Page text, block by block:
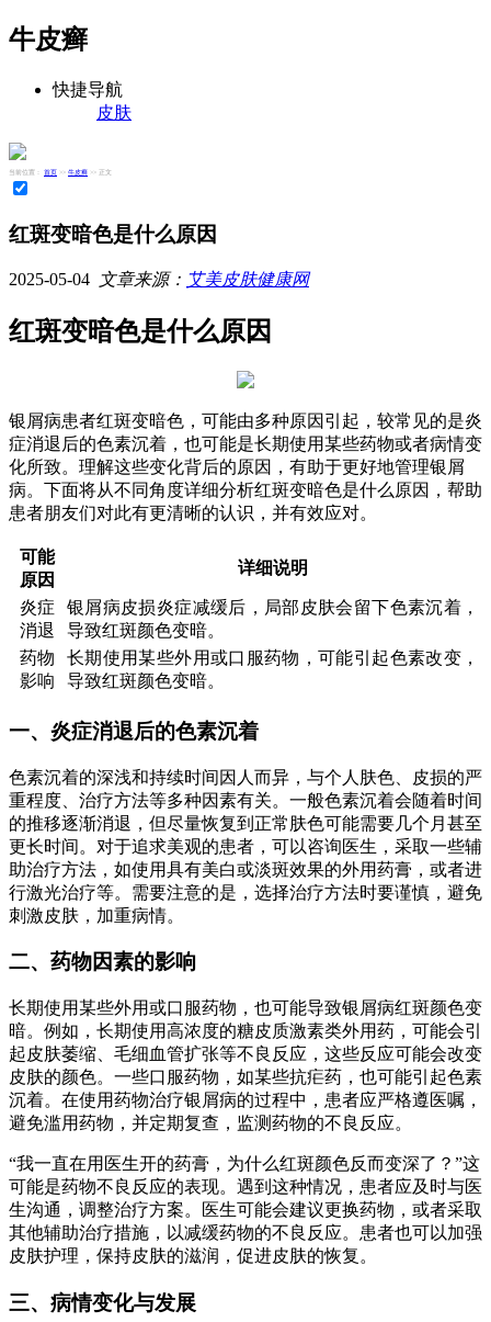
牛皮癣
快捷导航
皮肤
当前位置： 首页 >> 牛皮癣 >> 正文
红斑变暗色是什么原因
2025-05-04 文章来源： 艾美皮肤健康网
红斑变暗色是什么原因
银屑病患者红斑变暗色，可能由多种原因引起，较常见的是炎
症消退后的色素沉着，也可能是长期使用某些药物或者病情变
化所致。理解这些变化背后的原因，有助于更好地管理银屑
病。下面将从不同角度详细分析红斑变暗色是什么原因，帮助
患者朋友们对此有更清晰的认识，并有效应对。
可能
原因
详细说明
炎症
消退
银屑病皮损炎症减缓后，局部皮肤会留下色素沉着，
导致红斑颜色变暗。
药物
影响
长期使用某些外用或口服药物，可能引起色素改变，
导致红斑颜色变暗。
一、炎症消退后的色素沉着
色素沉着的深浅和持续时间因人而异，与个人肤色、皮损的严
重程度、治疗方法等多种因素有关。一般色素沉着会随着时间
的推移逐渐消退，但尽量恢复到正常肤色可能需要几个月甚至
更长时间。对于追求美观的患者，可以咨询医生，采取一些辅
助治疗方法，如使用具有美白或淡斑效果的外用药膏，或者进
行激光治疗等。需要注意的是，选择治疗方法时要谨慎，避免
刺激皮肤，加重病情。
二、药物因素的影响
长期使用某些外用或口服药物，也可能导致银屑病红斑颜色变
暗。例如，长期使用高浓度的糖皮质激素类外用药，可能会引
起皮肤萎缩、毛细血管扩张等不良反应，这些反应可能会改变
皮肤的颜色。一些口服药物，如某些抗疟药，也可能引起色素
沉着。在使用药物治疗银屑病的过程中，患者应严格遵医嘱，
避免滥用药物，并定期复查，监测药物的不良反应。
“我一直在用医生开的药膏，为什么红斑颜色反而变深了？”这
可能是药物不良反应的表现。遇到这种情况，患者应及时与医
生沟通，调整治疗方案。医生可能会建议更换药物，或者采取
其他辅助治疗措施，以减缓药物的不良反应。患者也可以加强
皮肤护理，保持皮肤的滋润，促进皮肤的恢复。
三、病情变化与发展